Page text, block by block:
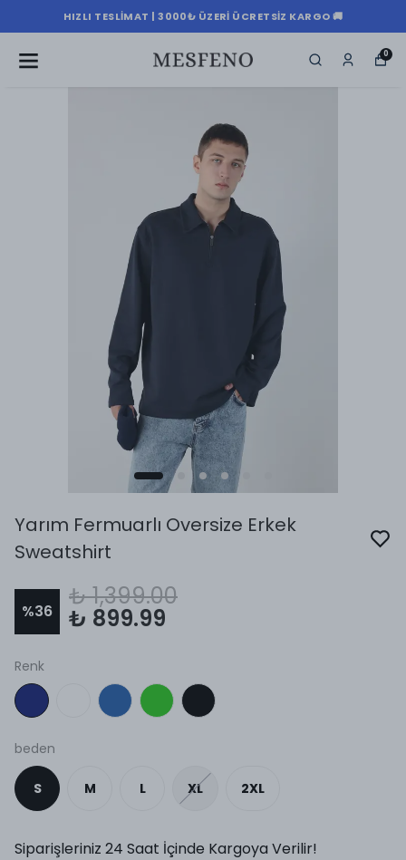
HIZLI TESLIMAT | 3000₺ ÜZERI ÜCRETSIZ KARGO 🚚
0
Yarım Fermuarlı Oversize Erkek
Sweatshirt
%36
₺ 1,399.00
₺ 899.99
Renk
beden
S M L XL 2XL
Siparişleriniz 24 Saat İçinde Kargoya Verilir!